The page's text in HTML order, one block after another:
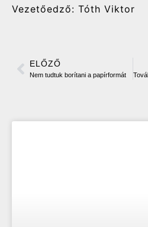
Vezetőedző: Tóth Viktor
ELŐZŐ
Nem tudtuk borítani a papírformát